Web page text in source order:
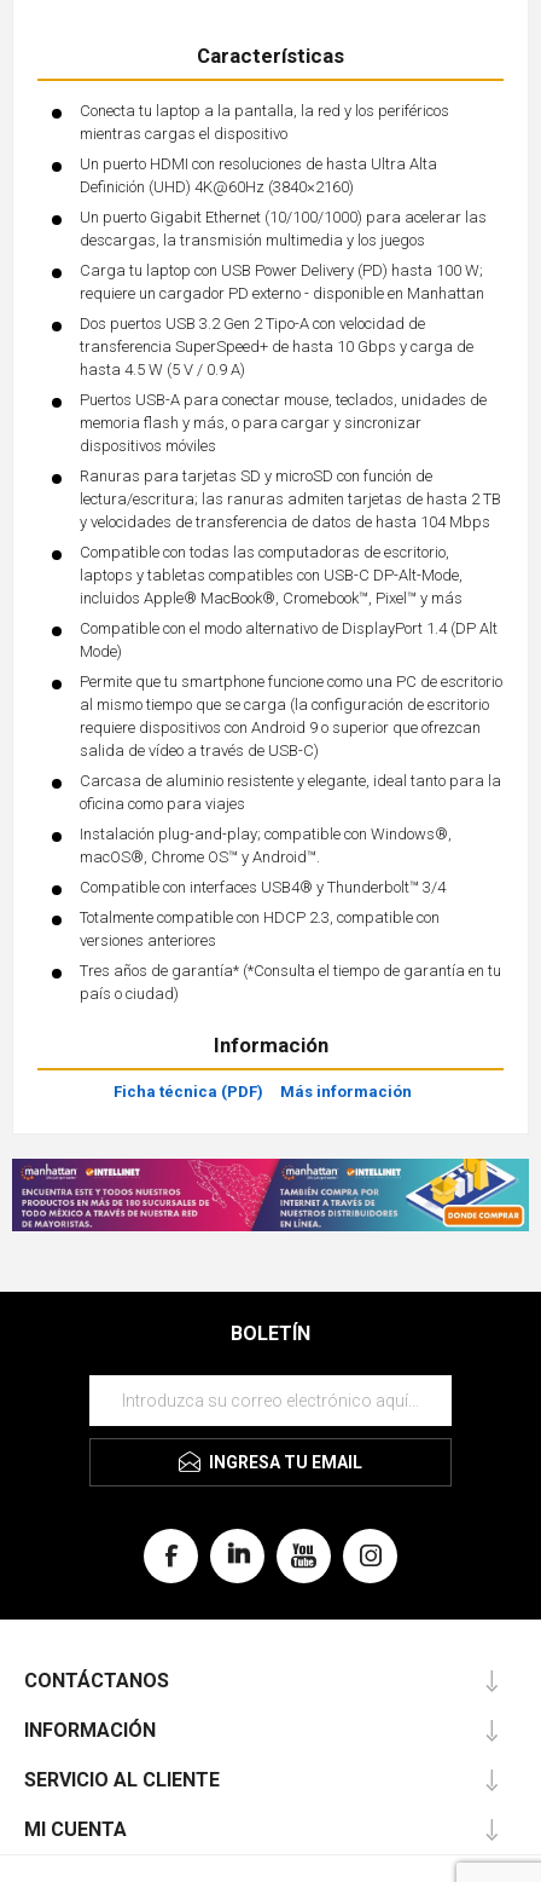
Características
Conecta tu laptop a la pantalla, la red y los periféricos
mientras cargas el dispositivo
Un puerto HDMI con resoluciones de hasta Ultra Alta
Definición (UHD) 4K@60Hz (3840×2160)
Un puerto Gigabit Ethernet (10/100/1000) para acelerar las
descargas, la transmisión multimedia y los juegos
Carga tu laptop con USB Power Delivery (PD) hasta 100 W;
requiere un cargador PD externo - disponible en Manhattan
Dos puertos USB 3.2 Gen 2 Tipo-A con velocidad de
transferencia SuperSpeed+ de hasta 10 Gbps y carga de
hasta 4.5 W (5 V / 0.9 A)
Puertos USB-A para conectar mouse, teclados, unidades de
memoria flash y más, o para cargar y sincronizar
dispositivos móviles
Ranuras para tarjetas SD y microSD con función de
lectura/escritura; las ranuras admiten tarjetas de hasta 2 TB
y velocidades de transferencia de datos de hasta 104 Mbps
Compatible con todas las computadoras de escritorio,
laptops y tabletas compatibles con USB-C DP-Alt-Mode,
incluidos Apple® MacBook®, Cromebook™, Pixel™ y más
Compatible con el modo alternativo de DisplayPort 1.4 (DP Alt
Mode)
Permite que tu smartphone funcione como una PC de escritorio
al mismo tiempo que se carga (la configuración de escritorio
requiere dispositivos con Android 9 o superior que ofrezcan
salida de vídeo a través de USB-C)
Carcasa de aluminio resistente y elegante, ideal tanto para la
oficina como para viajes
Instalación plug-and-play; compatible con Windows®,
macOS®, Chrome OS™ y Android™.
Compatible con interfaces USB4® y Thunderbolt™ 3/4
Totalmente compatible con HDCP 2.3, compatible con
versiones anteriores
Tres años de garantía* (*Consulta el tiempo de garantía en tu
país o ciudad)
Información
Ficha técnica (PDF) Más información
BOLETÍN
INGRESA TU EMAIL
CONTÁCTANOS
INFORMACIÓN
SERVICIO AL CLIENTE
MI CUENTA